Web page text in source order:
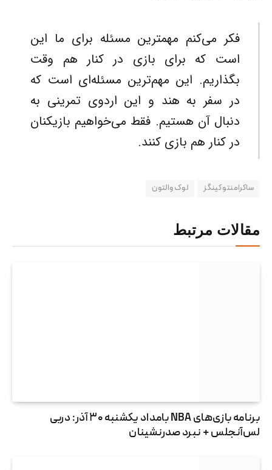
فکر می‌کنم مهمترین مسئله برای ما این
است که برای بازی در کنار هم وقت
بگذاریم. این مهم‌ترین مسئله‌ای است که
در سفر به هند و این اردوی تمرینی به
دنبال آن هستیم. فقط می‌خواهیم بازیکنان
در کنار هم بازی کنند.
ساکرامنتو کینگز لوک والتون
مقالات مرتبط
برنامه بازی‌های NBA بامداد یکشنبه ۳۰ آذر: دربی
لس‌آنجلس + نبرد صدرنشینان